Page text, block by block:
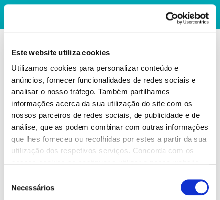
Este website utiliza cookies
Utilizamos cookies para personalizar conteúdo e
anúncios, fornecer funcionalidades de redes sociais e
analisar o nosso tráfego. Também partilhamos
informações acerca da sua utilização do site com os
nossos parceiros de redes sociais, de publicidade e de
análise, que as podem combinar com outras informações
que lhes forneceu ou recolhidas por estes a partir da sua
utilização dos respetivos serviços. Concorda com os
Necessários